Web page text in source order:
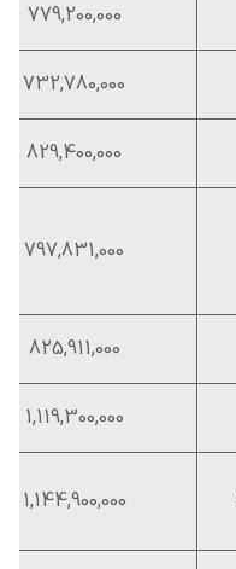
779,200,000
732,780,000
829,400,000
797,831,000
825,911,000
1,119,300,000
1,144,900,000